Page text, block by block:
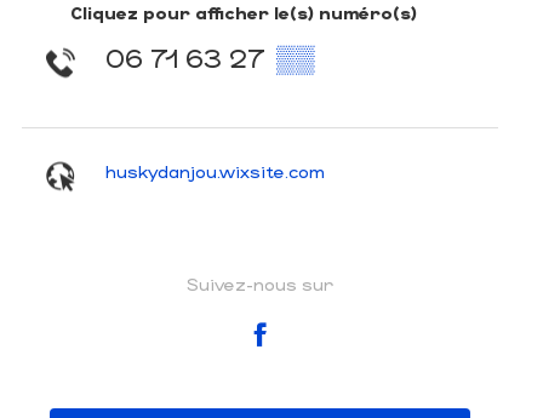
Cliquez pour afficher le(s) numéro(s)
06 71 63 27 ▒▒
huskydanjou.wixsite.com
Suivez-nous sur